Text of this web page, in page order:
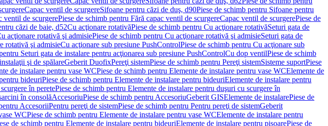
Capac ventil de scurgereSifoane pentru căzi de duş, d90Piese de schimb pentru Sifoane pentru
ventil de scurgerePiese de schimb pentru Fără capac ventil de scurgereCapac ventil de scurgerePiese de
căzi de baie, d52Cu acţionare rotativăPiese de schimb pentru Cu acţionare rotativăSeturi gata de
acţionare rotativă şi admisiePiese de schimb pentru Cu acţionare rotativă şi admisieSeturi gata de
rotativă şi admisieCu acţionare sub presiune PushControlPiese de schimb pentru Cu acţionare sub
Seturi gata de instalare pentru acţionarea sub presiune PushControlCu dop ventilPiese de schimb
şi de spălareGeberit DuofixPereţi sistemPiese de schimb pentru Pereţi sistemSisteme suportPiese
de instalare pentru vase WCPiese de schimb pentru Elemente de instalare pentru vase WCElemente de
bideuriPiese de schimb pentru Elemente de instalare pentru bideuriElemente de instalare pentru
în peretePiese de schimb pentru Elemente de instalare pentru duşuri cu scurgere în
în consolăAccesoriuPiese de schimb pentru AccesoriuGeberit GISElemente de instalarePiese de
AccesoriiPentru pereţi de sistemPiese de schimb pentru Pentru pereţi de sistemGeberit
WCPiese de schimb pentru Elemente de instalare pentru vase WCElemente de instalare pentru
de schimb pentru Elemente de instalare pentru bideuriElemente de instalare pentru pisoarePiese de